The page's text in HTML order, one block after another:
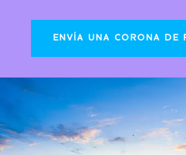
ENVÍA UNA CORONA DE